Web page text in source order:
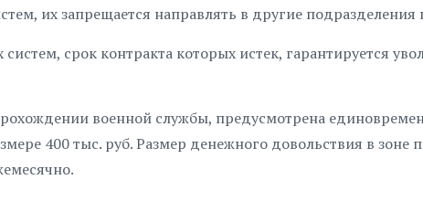
их запрещается направлять в другие
срок контракта которых истек, гарантируется
военной службы, предусмотрена
400 тыс. руб. Размер денежного довольствия в зоне